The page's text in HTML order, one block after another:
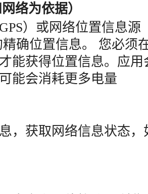
络为依据）
）或网络位置信息源
确位置信息。 您必须
能获得位置信息。应用
能会消耗更多电量
，获取网络信息状态，